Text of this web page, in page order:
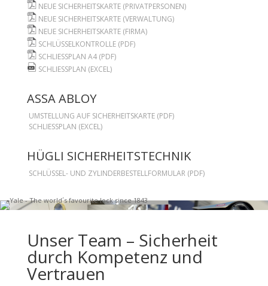
NEUE SICHERHEITSKARTE (PRIVATPERSONEN)
NEUE SICHERHEITSKARTE (VERWALTUNG)
NEUE SICHERHEITSKARTE (FIRMA)
SCHLÜSSELKONTROLLE (PDF)
SCHLIESSPLAN A4 (PDF)
SCHLIESSPLAN (EXCEL)
ASSA ABLOY
UMSTELLUNG AUF SICHERHEITSKARTE (PDF)
SCHLIESSPLAN (EXCEL)
HÜGLI SICHERHEITSTECHNIK
SCHLÜSSEL- UND ZYLINDERBESTELLFORMULAR (PDF)
Unser Team – Sicherheit
durch Kompetenz und
Vertrauen​